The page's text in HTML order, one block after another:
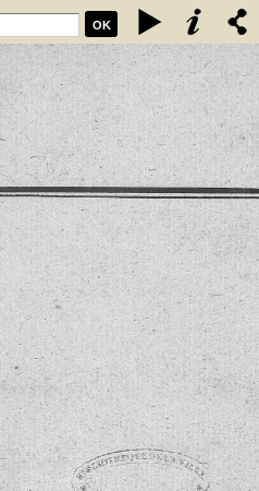
OK
habitants de la chastellenie de
Les coustumes, en langage
de l'an 1297 -